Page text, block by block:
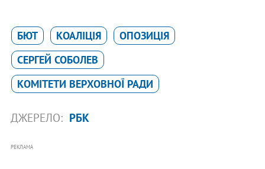
БЮТ КОАЛІЦІЯ
ОПОЗИЦІЯ
СЕРГЕЙ СОБОЛЕВ
КОМІТЕТИ ВЕРХОВНОЇ РАДИ
ДЖЕРЕЛО: РБК
РЕКЛАМА